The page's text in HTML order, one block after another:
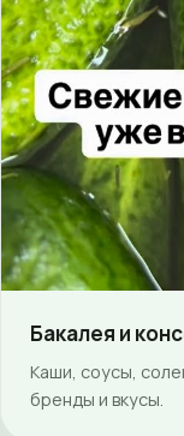
Бакалея и
Каши, соусы,
бренды и вкусы.